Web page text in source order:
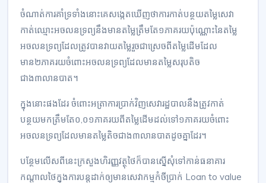
ចំណាត់ការគាំទ្រទាំងនោះគេសង្កេតឃើញថាការកាត់បន្ថយតម្លៃសេវា
កាត់ឈ្មោះអចលនទ្រព្យនឹងមានតម្លៃត្រឹមតែ១ភាគរយប៉ុណ្ណោះនៃតម្លៃ
អចលនទ្រព្យដែលត្រូវបានវាយតម្លៃរួចជាស្រេចពីតម្លៃដើមដែល
មាន២ភាគរយចំពោះអចលនទ្រព្យដែលមានតម្លៃសរុបតិច
ជាង៣លានបាត។
ក្នុងនោះផងដែរ ចំពោះអត្រាការប្រាក់វិញសេវារដ្ឋបាលនឹងត្រូវកាត់
បន្ថយមកត្រឹមតែ០,០១ភាគរយពីតម្លៃដើមដល់ទៅ១ភាគរយចំពោះ
អចលនទ្រព្យដែលមានតម្លៃតិចជាង៣លានបាតដូចគ្នាដែរ។
បន្ថែមលើសពីនេះក្រសួងហិរញ្ញវត្ថុថៃក៏បានស្នើសុំទៅកាន់ធនាគារ
កណ្តាលថៃក្នុងការបន្តដាក់ឲ្យមានសេវាកម្មកំចីប្រាក់ Loan to value